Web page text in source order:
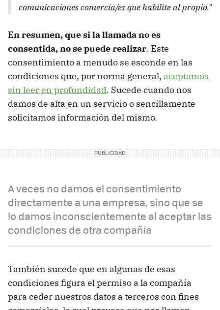
comunicaciones comercia/es que habilite al propio."
En resumen, que si la llamada no es
consentida, no se puede realizar. Este
consentimiento a menudo se esconde en las
condiciones que, por norma general, aceptamos
sin leer en profundidad. Sucede cuando nos
damos de alta en un servicio o sencillamente
solicitamos información del mismo.
A veces no damos el consentimiento
directamente a una empresa, sino que se
lo damos inconscientemente al aceptar las
condiciones de otra compañía
También sucede que en algunas de esas
condiciones figura el permiso a la compañía
para ceder nuestros datos a terceros con fines